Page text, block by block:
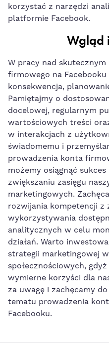
korzystać z narzędzi
platformie Facebook.
Wgląd
W pracy nad⁢
firmowego na⁤
konsekwencja,
Pamiętajmy o
⁤docelowej,​ regularnym
wartościowych treści
w interakcjach z
świadomemu i⁣
prowadzenia konta
możemy osiągnąć
zwiększaniu zasięgu
marketingowych.
rozwijania kompetencji z
wykorzystywania
analitycznych⁣ w celu
działań. Warto
⁢strategii marketingowej
społecznościowych,
wymierne korzyści dla
za ​uwagę i zachęcamy
tematu prowadzenia
Facebooku.